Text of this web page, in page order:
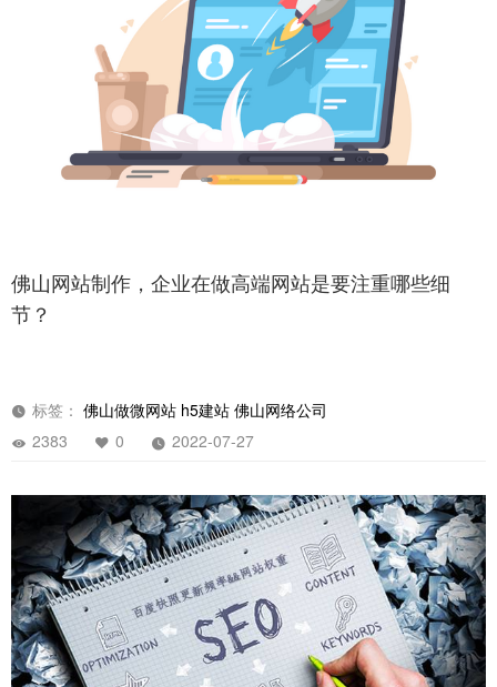
佛山网站制作，企业在做高端网站是要注重哪些细
节？
标签： 佛山做微网站 h5建站 佛山网络公司
2383
0 2022-07-27
立即提交